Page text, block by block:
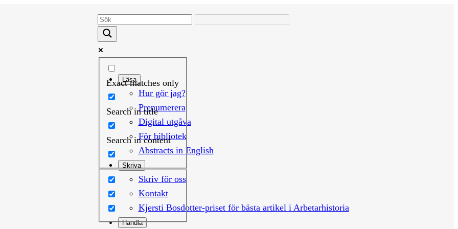
Exact matches only
Search in title
Search in content
Läsa
Hur gör jag?
Prenumerera
Digital utgåva
För bibliotek
Abstracts in English
Skriva
Skriv för oss
Kontakt
Kjersti Bosdotter-priset för bästa artikel i Arbetarhistoria
Handla